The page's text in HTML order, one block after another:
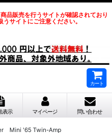
品販売を行うサイトが確認されており
サイトにご注意ください。
カート
表示 マイページ 問い合わせ
Mini '65 Twin-Amp